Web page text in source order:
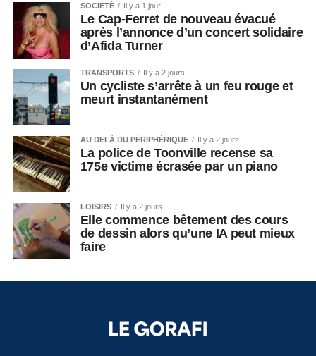
SOCIÉTÉ Il y a 1 jour
Le Cap-Ferret de nouveau évacué
après l’annonce d’un concert solidaire
d’Afida Turner
TRANSPORTS Il y a 2 jours
Un cycliste s’arrête à un feu rouge et
meurt instantanément
AU DELÀ DU PÉRIPHÉRIQUE Il y a 2 jours
La police de Toonville recense sa
175e victime écrasée par un piano
LOISIRS Il y a 2 jours
Elle commence bêtement des cours
de dessin alors qu’une IA peut mieux
faire